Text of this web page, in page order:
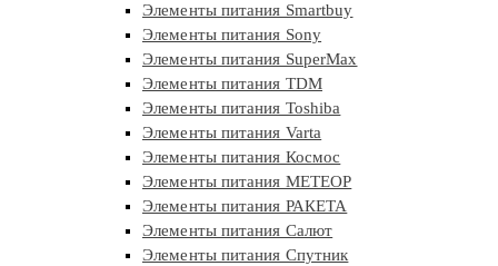
Элементы питания Smartbuy
Элементы питания Sony
Элементы питания SuperMax
Элементы питания TDM
Элементы питания Toshiba
Элементы питания Varta
Элементы питания Космос
Элементы питания МЕТЕОР
Элементы питания РАКЕТА
Элементы питания Салют
Элементы питания Спутник